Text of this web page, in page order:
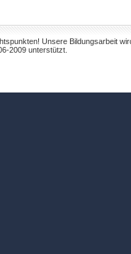
Unsere Bildungsarbeit
2009 unterstützt.